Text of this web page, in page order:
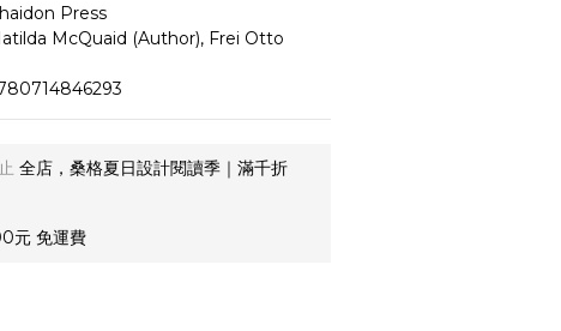
Press
McQuaid (Author), Frei Otto
全店，桑格夏日設計閱讀季｜滿千折
元 免運費